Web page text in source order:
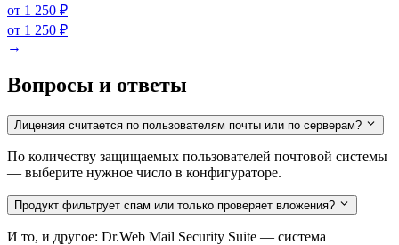
от 1 250 ₽
от 1 250 ₽
→
Вопросы и ответы
Лицензия считается по пользователям почты или по серверам?
По количеству защищаемых пользователей почтовой системы
— выберите нужное число в конфигураторе.
Продукт фильтрует спам или только проверяет вложения?
И то, и другое: Dr.Web Mail Security Suite — система